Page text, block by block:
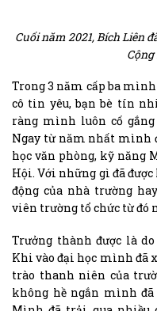
Cuối năm 2021, Bích Liên
Trong 3 năm cấp ba
cô tin yêu, bạn bè tín
ràng mình luôn cố
Ngay từ năm nhất mình
học văn phòng, kỹ năng
Hội. Với những gì đã
động của nhà trường
viên trường tổ chức từ đó
Trưởng thành được là
Khi vào đại học mình đã
trào thanh niên của
không hề ngắn mình